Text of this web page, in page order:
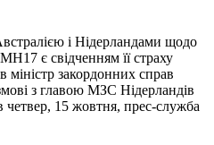
і Нідерландами щодо
є свідченням її страху
закордонних справ
з главою МЗС Нідерландів
15 жовтня, прес-служба